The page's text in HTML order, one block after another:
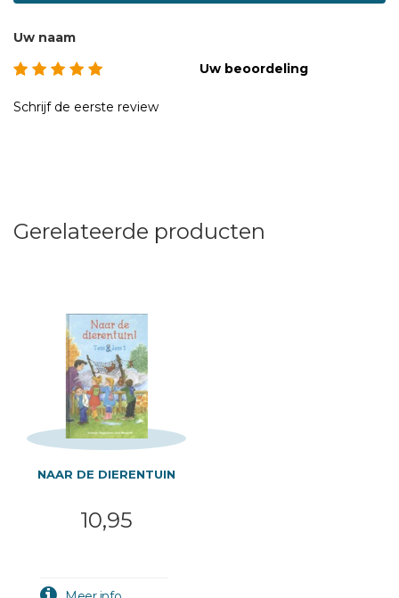
Uw naam
Uw beoordeling
Schrijf de eerste review
Gerelateerde producten
NAAR DE DIERENTUIN
10,95